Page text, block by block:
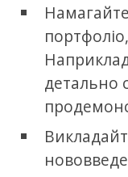
детально